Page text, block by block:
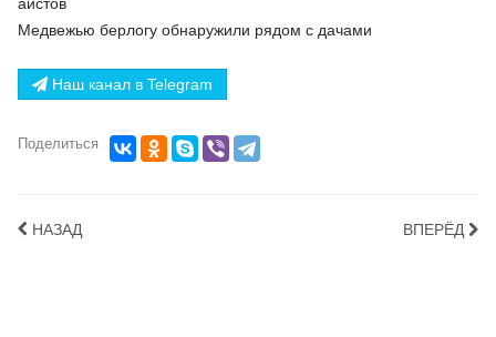
Медвежью берлогу обнаружили рядом с дачами
Наш канал в Telegram
Поделиться
НАЗАД ВПЕРЁД